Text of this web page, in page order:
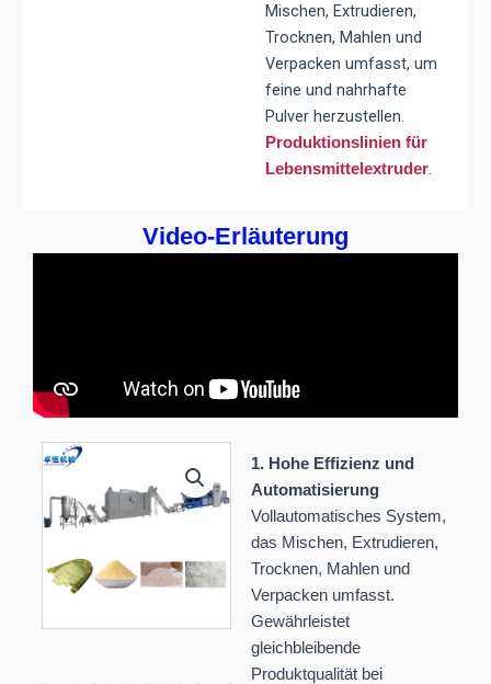
Mischen, Extrudieren,
Trocknen, Mahlen und
Verpacken umfasst, um
feine und nahrhafte
Pulver herzustellen.
Produktionslinien für
Lebensmittelextruder.
Video-Erläuterung
1. Hohe Effizienz und
Automatisierung
Vollautomatisches System,
das Mischen, Extrudieren,
Trocknen, Mahlen und
Verpacken umfasst.
Gewährleistet
gleichbleibende
Produktqualität bei